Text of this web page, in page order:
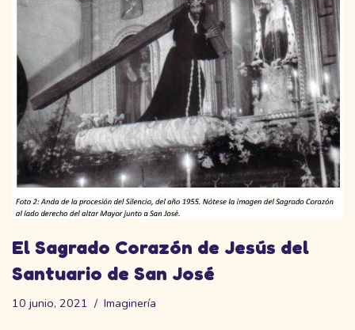
El Sagrado Corazón de Jesús del
Santuario de San José
10 junio, 2021 Imaginería